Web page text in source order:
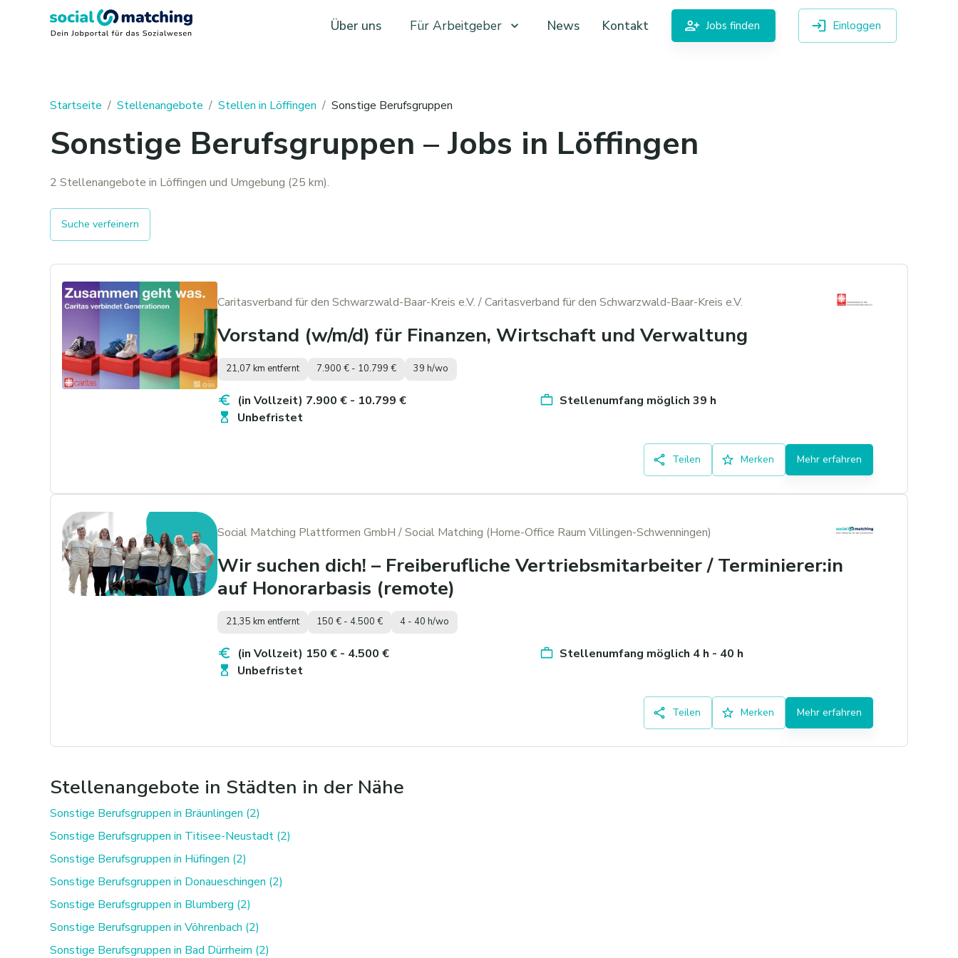
Über uns Für Arbeitgeber News Kontakt Jobs finden Einloggen
Startseite / Stellenangebote / Stellen in Löffingen / Sonstige Berufsgruppen
Sonstige Berufsgruppen – Jobs in Löffingen
2 Stellenangebote in Löffingen und Umgebung (25 km).
Suche verfeinern
Caritasverband für den Schwarzwald-Baar-Kreis e.V./ Caritasverband für den Schwarzwald-Baar-Kreis e.V.
Vorstand (w/m/d) für Finanzen, Wirtschaft und Verwaltung
21,07 km entfernt 7.900 € - 10.799 € 39 h/wo
(in Vollzeit) 7.900 € - 10.799 €
Stellenumfang möglich 39 h
Unbefristet
Teilen Merken Mehr erfahren
Social Matching Plattformen GmbH / Social Matching (Home-Office Raum Villingen-Schwenningen)
Wir suchen dich! – Freiberufliche Vertriebsmitarbeiter / Terminierer:in
auf Honorarbasis (remote)
21,35 km entfernt 150 € - 4.500 € 4 - 40 h/wo
(in Vollzeit) 150 € - 4.500 €
Stellenumfang möglich 4 h - 40 h
Unbefristet
Teilen Merken Mehr erfahren
Stellenangebote in Städten in der Nähe
Sonstige Berufsgruppen in Bräunlingen (2)
Sonstige Berufsgruppen in Titisee-Neustadt (2)
Sonstige Berufsgruppen in Hüfingen (2)
Sonstige Berufsgruppen in Donaueschingen (2)
Sonstige Berufsgruppen in Blumberg (2)
Sonstige Berufsgruppen in Vöhrenbach (2)
Sonstige Berufsgruppen in Bad Dürrheim (2)